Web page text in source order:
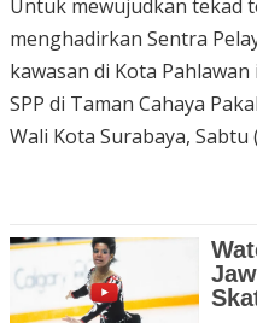
Untuk mewujudkan tekad
menghadirkan Sentra
kawasan di Kota
SPP di Taman Cahaya
Wali Kota Surabaya, Sabtu